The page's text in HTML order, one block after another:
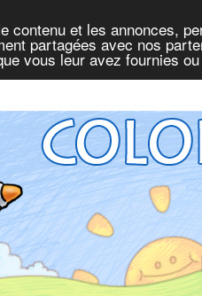
contenu et les annonces,
partagées avec nos
vous leur avez fournies